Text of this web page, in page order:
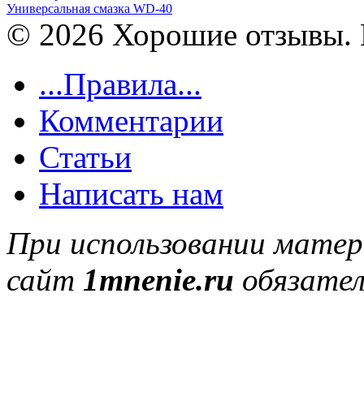
Универсальная смазка WD-40
© 2026 Хорошие отзывы.
...Правила...
Комментарии
Статьи
Написать нам
При использовании
сайт 1mnenie.ru